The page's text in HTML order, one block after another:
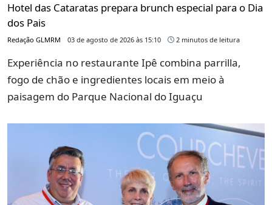
Hotel das Cataratas prepara brunch especial para o Dia
dos Pais
Redação GLMRM 03 de agosto de 2026 às 15:10 2 minutos de leitura
Experiência no restaurante Ipê combina parrilla,
fogo de chão e ingredientes locais em meio à
paisagem do Parque Nacional do Iguaçu